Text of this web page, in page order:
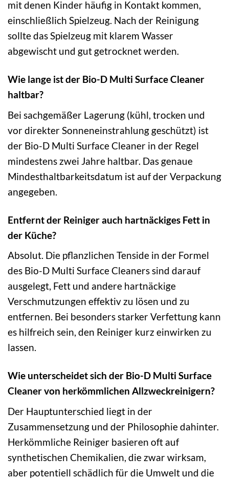
mit denen Kinder häufig in Kontakt kommen,
einschließlich Spielzeug. Nach der Reinigung
sollte das Spielzeug mit klarem Wasser
abgewischt und gut getrocknet werden.
Wie lange ist der Bio-D Multi Surface Cleaner
haltbar?
Bei sachgemäßer Lagerung (kühl, trocken und
vor direkter Sonneneinstrahlung geschützt) ist
der Bio-D Multi Surface Cleaner in der Regel
mindestens zwei Jahre haltbar. Das genaue
Mindesthaltbarkeitsdatum ist auf der Verpackung
angegeben.
Entfernt der Reiniger auch hartnäckiges Fett in
der Küche?
Absolut. Die pflanzlichen Tenside in der Formel
des Bio-D Multi Surface Cleaners sind darauf
ausgelegt, Fett und andere hartnäckige
Verschmutzungen effektiv zu lösen und zu
entfernen. Bei besonders starker Verfettung kann
es hilfreich sein, den Reiniger kurz einwirken zu
lassen.
Wie unterscheidet sich der Bio-D Multi Surface
Cleaner von herkömmlichen Allzweckreinigern?
Der Hauptunterschied liegt in der
Zusammensetzung und der Philosophie dahinter.
Herkömmliche Reiniger basieren oft auf
synthetischen Chemikalien, die zwar wirksam,
aber potentiell schädlich für die Umwelt und die